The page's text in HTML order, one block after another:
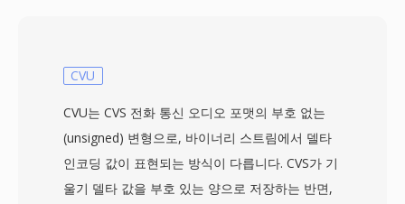
CVU
CVU는 CVS 전화 통신 오디오 포맷의 부호 없는
(unsigned) 변형으로, 바이너리 스트림에서 델타
인코딩 값이 표현되는 방식이 다릅니다. CVS가 기
울기 델타 값을 부호 있는 양으로 저장하는 반면,